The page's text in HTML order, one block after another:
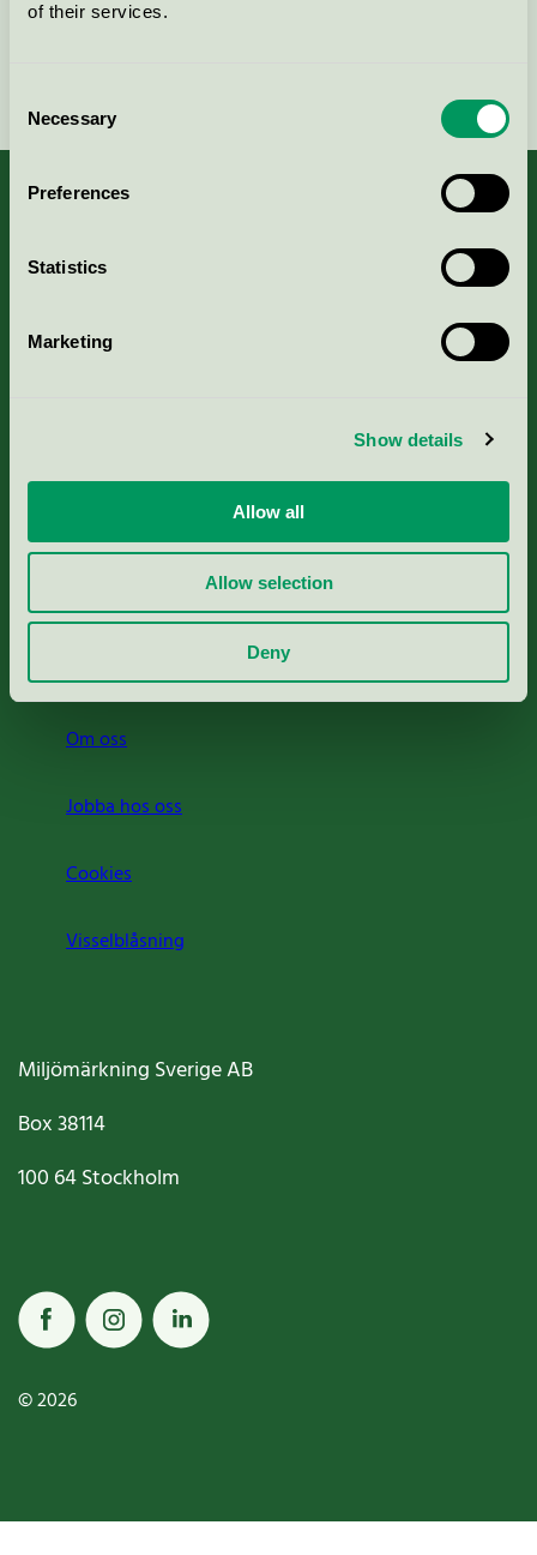
of their services.
Selection
Necessary
Preferences
Statistics
Marketing
Show details
Allow all
Allow selection
Deny
Kriterier, ansökan & avgifter
Aktuella Remisser
Svanens husproduktportal-HPP
Rapporter & undersökningar
Press
Om oss
Jobba hos oss
Cookies
Visselblåsning
Miljömärkning Sverige AB
Box38114
100 64Stockholm
© 2026